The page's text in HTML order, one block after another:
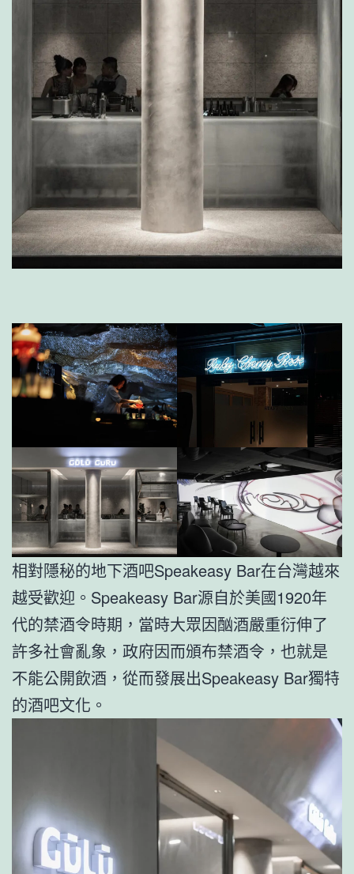
相對隱秘的地下酒吧Speakeasy Bar在台灣越來
越受歡迎。Speakeasy Bar源自於美國1920年
代的禁酒令時期，當時大眾因酗酒嚴重衍伸了
許多社會亂象，政府因而頒布禁酒令，也就是
不能公開飲酒，從而發展出Speakeasy Bar獨特
的酒吧文化。